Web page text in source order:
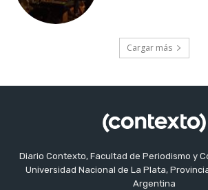
Cargar más
Diario Contexto, Facultad de Periodismo y
Universidad Nacional de La Plata,
Argentina